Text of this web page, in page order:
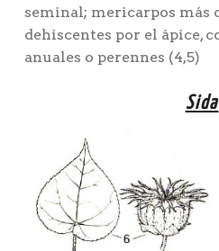
seminal; mericarpos más
dehiscentes por el ápice,
anuales o perennes (4,5)
Sida